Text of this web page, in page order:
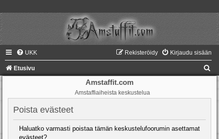
UKK Kirjaudu sisään
Rekisteröidy
Etusivu
Amstaffit.com
Amstaffiaiheista keskustelua
Poista evästeet
Haluatko varmasti poistaa tämän keskustelufoorumin asettamat
evästeet?